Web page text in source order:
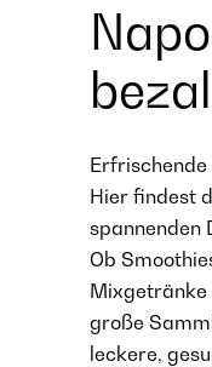
Erfrischende
Hier findest
spannenden
Ob
Mixgetränke
große
leckere,